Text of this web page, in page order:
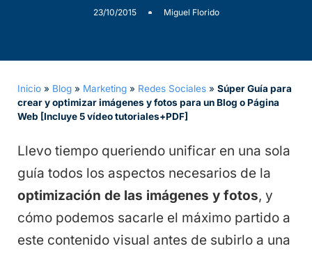
23/10/2015 Miguel Florido
Inicio » Blog » Marketing » Redes Sociales » Súper Guía para
crear y optimizar imágenes y fotos para un Blog o Página
Web [Incluye 5 vídeo tutoriales+PDF]
Llevo tiempo queriendo unificar en una sola
guía todos los aspectos necesarios de la
optimización de las imágenes y fotos, y
cómo podemos sacarle el máximo partido a
este contenido visual antes de subirlo a una